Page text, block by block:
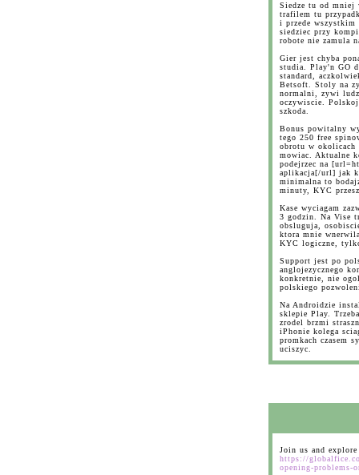
Siedze tu od
trafilem tu
i przede
siedziec przy
robote nie zamula
Gier jest chyba
studia. Play'n GO
standard,
Betsoft. Stoly na
normalni, zywi
oczywiscie.
szkoda.
Bonus powitalny
tego 250 free
obrotu w
mowiac. Aktualne
podejrzec na
aplikacja[/url] jak
minimalna to
minuty, KYC
Kase wyciagam
3 godzin. Na Vise
obsluguja,
ktora mnie
KYC logiczne,
Support jest po
anglojezycznego
konkretnie, nie
polskiego
Na Androidzie
sklepie Play.
zrodel brzmi
iPhonie kolega
promkach czasem
uciszyc.
Join us and
https://
opening-problems-